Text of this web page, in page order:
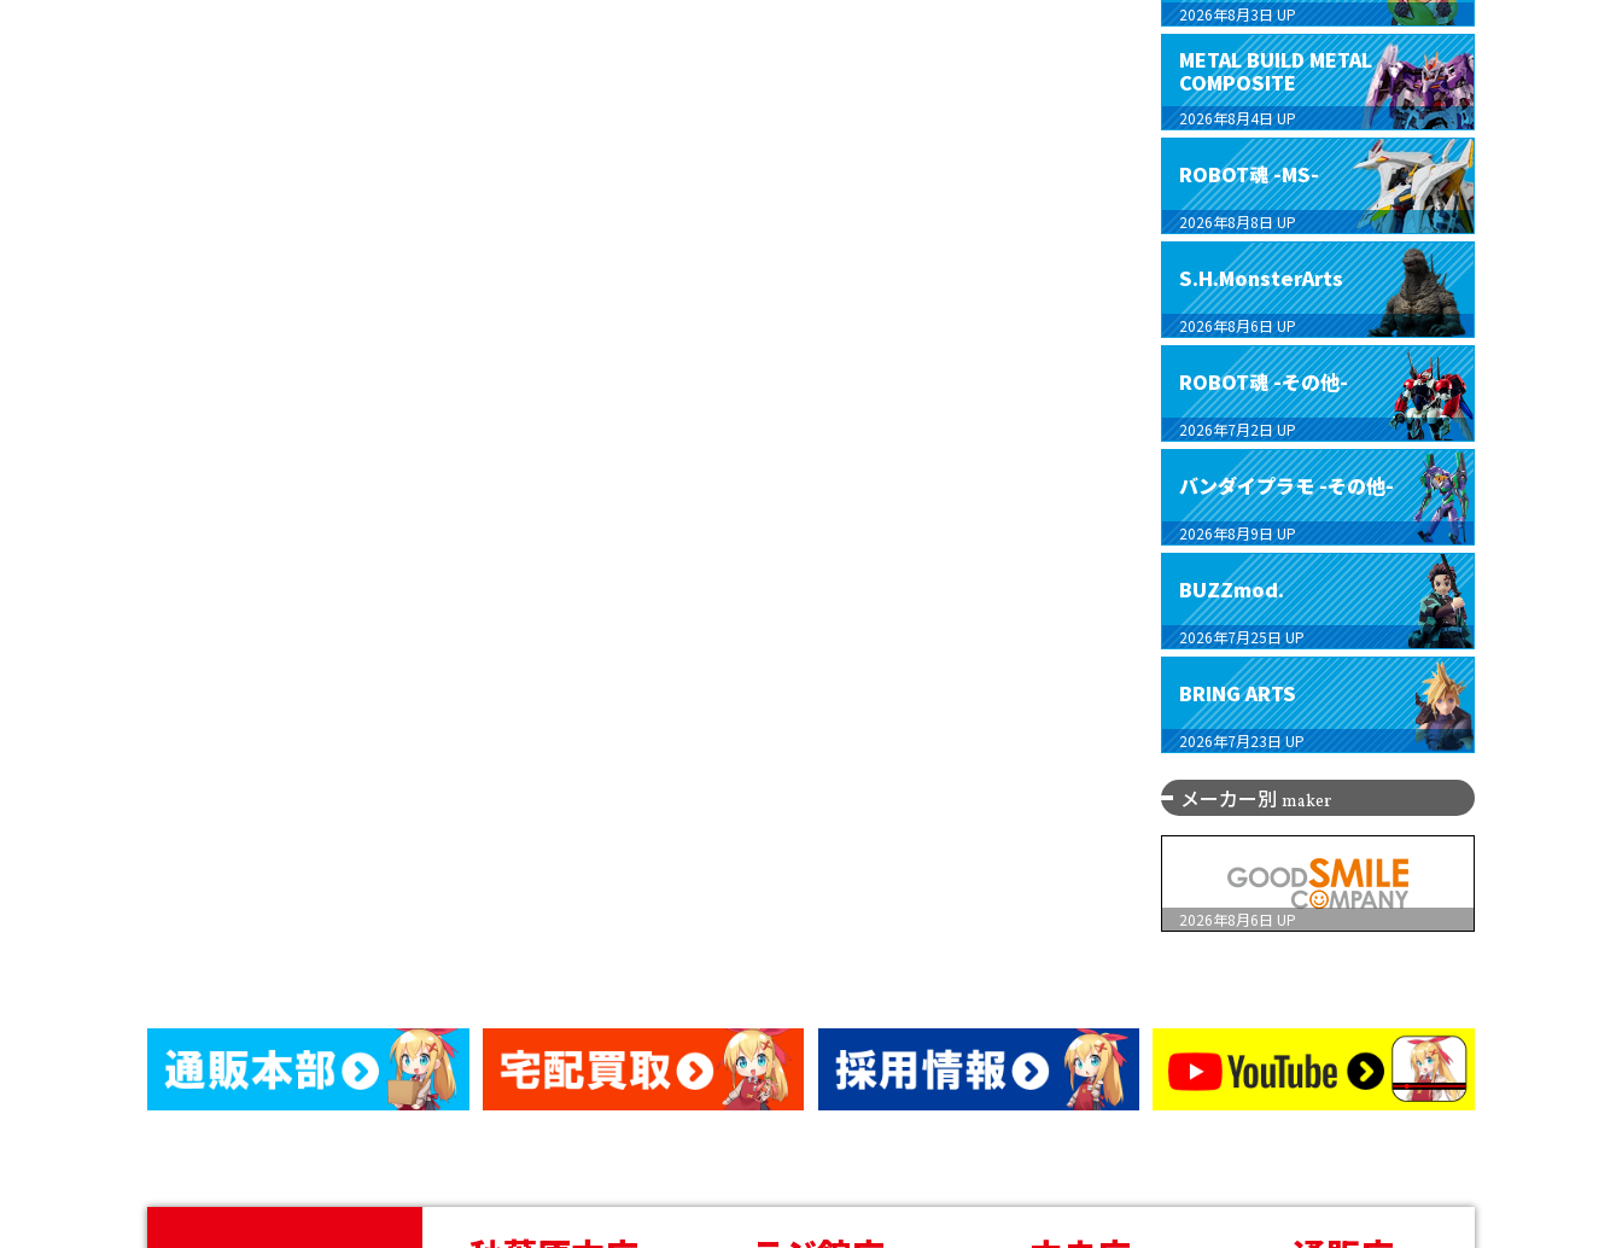
2026年8月3日 UP
METAL BUILD METAL
COMPOSITE
2026年8月4日 UP
ROBOT魂 -MS-
2026年8月8日 UP
S.H.MonsterArts
2026年8月6日 UP
ROBOT魂 -その他-
2026年7月2日 UP
バンダイプラモ -その他-
2026年8月9日 UP
BUZZmod.
2026年7月25日 UP
BRING ARTS
2026年7月23日 UP
メーカー別 maker
2026年8月6日 UP